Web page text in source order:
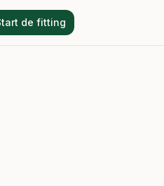
de fitting